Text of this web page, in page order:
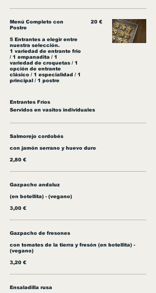
Menú Completo con
Postre
5 Entrantes a elegir entre
nuestra selección.
1 variedad de entrante frio
/ 1 empanadita / 1
variedad de croquetas / 1
opción de entrante
clásico / 1 especialidad / 1
principal / 1 postre
20 €
Entrantes Fríos
Servidos en vasitos individuales
Salmorejo cordobés
con jamón serrano y huevo duro
2,80 €
Gazpacho andaluz
(en botellita) - (vegano)
3,00 €
Gazpacho de fresones
con tomates de la tierra y fresón (en botellita) -
(vegano)
3,20 €
Ensaladilla rusa